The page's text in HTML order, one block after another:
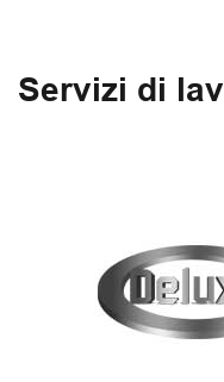
Servizi di